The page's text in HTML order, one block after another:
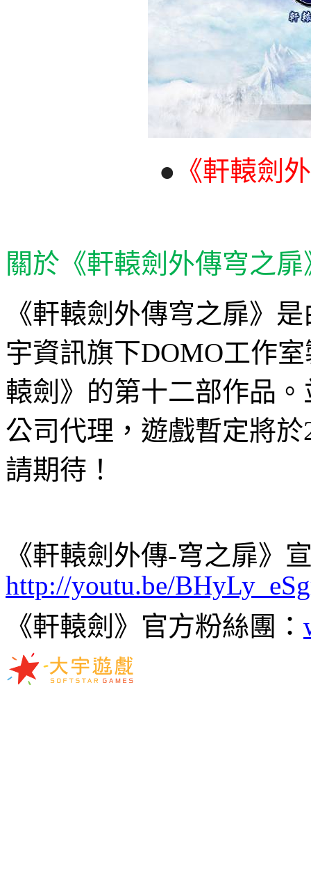
● 《軒轅劍
關於《軒轅劍外傳穹之扉
《軒轅劍外傳穹之扉》
宇資訊旗下DOMO工作
轅劍》的第十二部作品
公司代理，遊戲暫定將於
請期待！
《軒轅劍外傳-穹之扉》
http://youtu.be/
《軒轅劍》官方粉絲團：